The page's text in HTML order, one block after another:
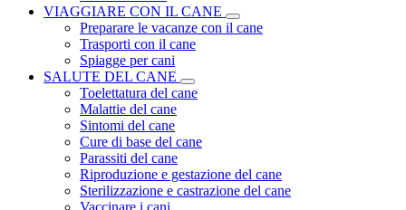
VIAGGIARE CON IL CANE
Preparare le vacanze con il cane
Trasporti con il cane
Spiagge per cani
SALUTE DEL CANE
Toelettatura del cane
Malattie del cane
Sintomi del cane
Cure di base del cane
Parassiti del cane
Riproduzione e gestazione del cane
Sterilizzazione e castrazione del cane
Vaccinare i cani